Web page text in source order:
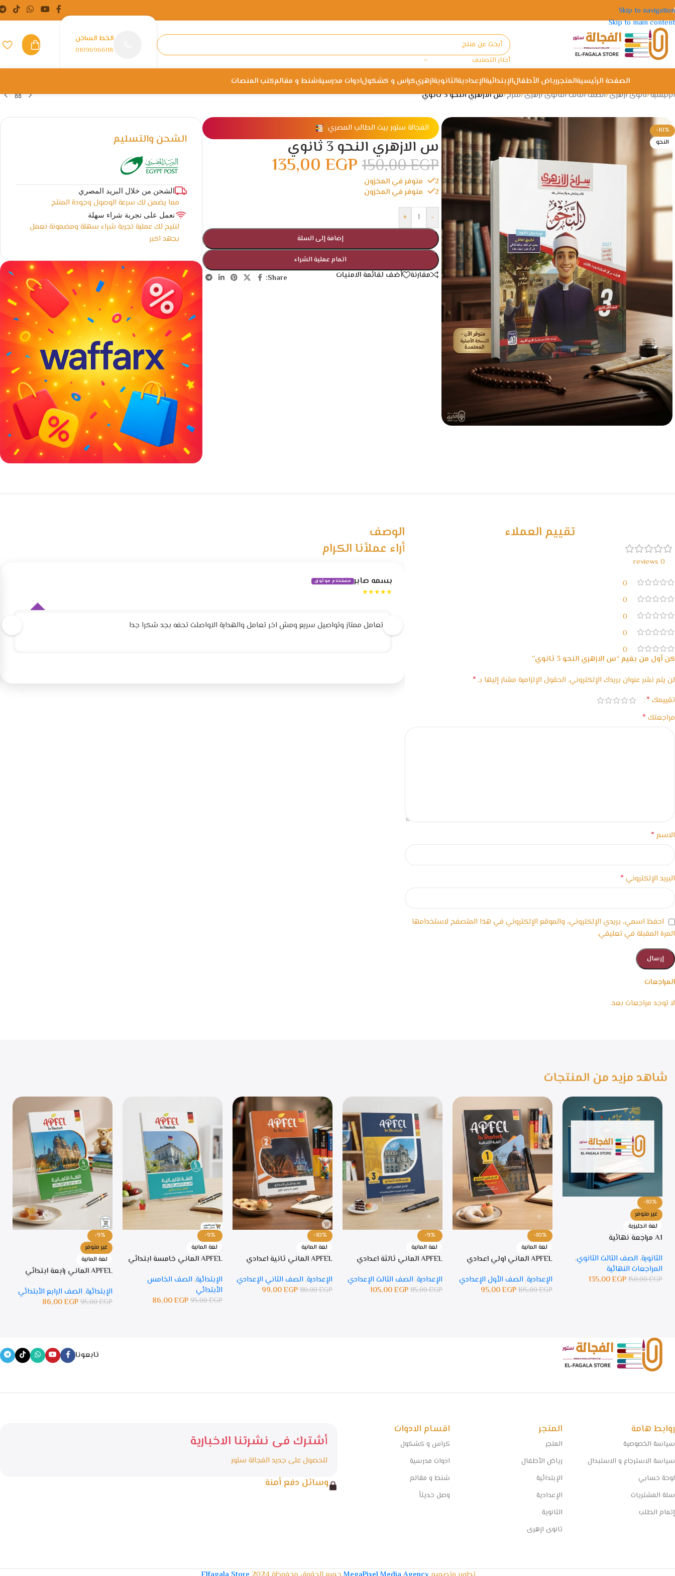
Skip to navigation
Skip to main content
أختار التصنيف
الخط الساخن
01096966118
الصفحة الرئيسيةالمتجررياض الأطفالالإبتدائيةالإعداديةالثانويةازهريكراس و كشكولادوات مدرسيةشنط و مقالمكتب المنصات
الرئيسية/ثانوى ازهرى/الصف الثالث الثانوى ازهرى/شرح/س الازهري النحو 3 ثانوي
-10%
النحو
الفجالة ستور بيت الطالب المصري
س الازهري النحو 3 ثانوي
150,00EGP
135,00 EGP
2 متوفر في المخزون
2 متوفر في المخزون
-
+
إضافة إلى السلة
اتمام عملية الشراء
مقارنة أضف لقائمة الامنيات Share:
الشحن والتسليم
الشحن من خلال البريد المصري
مما يضمن لك سرعة الوصول وجودة المنتج
نعمل على تجربة شراء سهلة
لنتيح لك عملية تجربة شراء سهلة ومضمونة نعمل
بجهد اكبر
مع waffarx
تقييم العملاء
0 reviews
0
0
0
0
0
المراجعات
لا توجد مراجعات بعد.
كن أول من يقيم “س الازهري النحو 3 ثانوي”
لن يتم نشر عنوان بريدك الإلكتروني. الحقول الإلزامية مشار إليها بـ*
تقييمك *
مراجعتك *
الاسم *
البريد الإلكتروني *
احفظ اسمي، بريدي الإلكتروني، والموقع الإلكتروني في هذا المتصفح لاستخدامها
المرة المقبلة في تعليقي.
الوصف
أراء عملأنا الكرام
بسمه صابر مستخدم موثوق
★★★★★
تعامل ممتاز وتواصيل سريع ومش اخر تعامل والهداية الاواصلت تحفه بجد شكرا جدا
شاهد مزيد من المنتجات
-10%
غير متوفر
لغة انجليزية
A1 مراجعة نهائية
الثانوية, الصف الثالث الثانوي,
المراجعات النهائية
150,00EGP
135,00EGP
-10%
لغة المانية
APFEL الماني اولي اعدادي
الإعدادية, الصف الأول الإعدادي
105,00EGP
95,00EGP
-9%
لغة المانية
APFEL الماني ثالثة اعدادي
الإعدادية, الصف الثالث الإعدادي
115,00EGP
105,00EGP
-10%
لغة المانية
APFEL الماني ثانية اعدادي
الإعدادية, الصف الثاني الإعدادي
110,00EGP
99,00EGP
-9%
لغة المانية
APFEL الماني خامسة ابتدائي
الإبتدائية, الصف الخامس
الأبتدائي
95,00EGP
86,00EGP
-9%
غير متوفر
لغة المانية
APFEL الماني رابعة ابتدائي
الإبتدائية, الصف الرابع الأبتدائي
95,00EGP
86,00EGP
تابعونا
روابط هامة
سياسة الخصوصية
سياسة الاسترجاع و الاستبدال
لوحة حسابي
سلة المشتريات
إتمام الطلب
المتجر
المتجر
رياض الأطفال
الإبتدائية
الإعدادية
الثانوية
ثانوى ازهرى
اقسام الادوات
كراس و كشكول
ادوات مدرسية
شنط و مقالم
وصل حديثاً
أشترك فى نشرتنا الاخبارية
للحصول على جديد الفجالة ستور
وسائل دفع أمنة